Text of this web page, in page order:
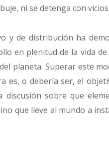
ni se detenga con
y de distribución ha
en plenitud de la vida
planeta. Superar este
es, o debería ser, el
sobre que
que lleve al mundo a